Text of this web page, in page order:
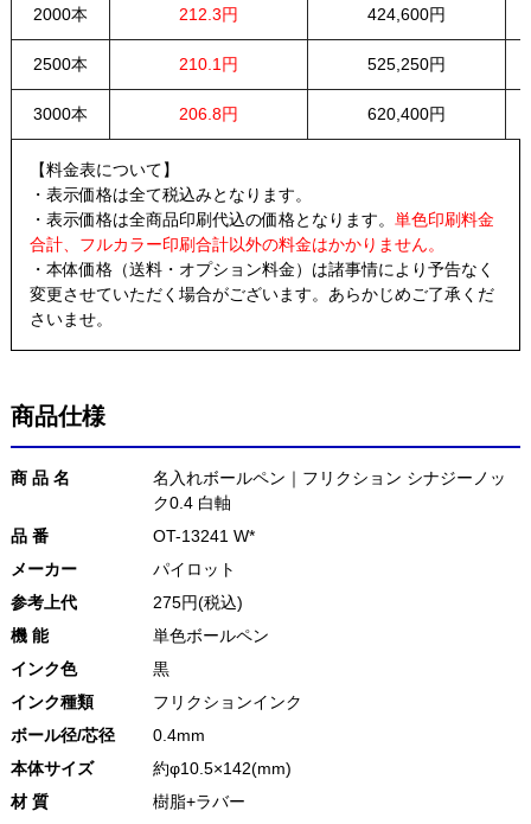
2000本 212.3円 424,600円
2500本 210.1円 525,250円
3000本 206.8円 620,400円
【料金表について】
・表示価格は全て税込みとなります。
・表示価格は全商品印刷代込の価格となります。 単色印刷料金
合計、フルカラー印刷合計以外の料金はかかりません。
・本体価格（送料・オプション料金）は諸事情により予告なく
変更させていただく場合がございます。あらかじめご了承くだ
さいませ。
商品仕様
商 品 名
名入れボールペン｜フリクション シナジーノッ
ク0.4 白軸
品 番
OT-13241 W*
メーカー
パイロット
参考上代
275円(税込)
機 能
単色ボールペン
インク色
黒
インク種類
フリクションインク
ボール径/芯径
0.4mm
本体サイズ
約φ10.5×142(mm)
材 質
樹脂+ラバー